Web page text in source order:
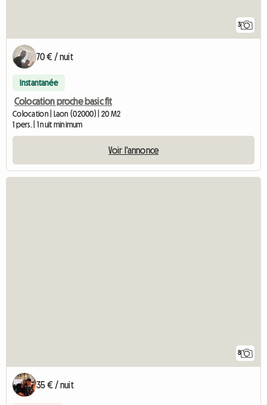
3
70 € / nuit
Instantanée
Colocation proche basic fit
Colocation | Laon (02000) | 20 M2
1 pers. | 1 nuit minimum
Voir l'annonce
8
35 € / nuit